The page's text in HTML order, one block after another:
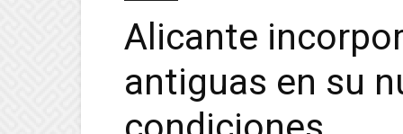
Alicante
antiguas en su